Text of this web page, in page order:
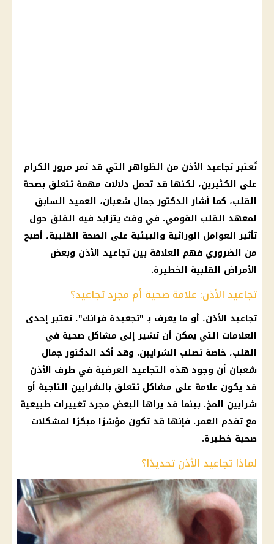
تُعتبر تجاعيد الأذن من الظواهر التي قد تمرمرورالكرام
على الكثيرين، لكنها قد تحمل دلالات مهمة تتعلق بصحة
القلب، كما أشارالدكتور جمال شعبان، العميد السابق
لمعهد القلب القومي. في وقت يتزايد فيه القلق حول
تأثير العوامل الوراثية والبيئية على الصحة القلبية، أصبح
من الضروري فهم العلاقة بين تجاعيد الأذن وبعض
الأمراض القلبية الخطيرة.
تجاعيد الأذن: علامة صحية أم مجرد تجاعيد؟
تجاعيد الأذن، أو ما يعرف بـ "تجعيدة فرانك"، تعتبر إحدى
العلامات التي يمكن أن تشير إلى مشاكل صحية في
القلب، خاصة تصلب الشرايين. وقد أكد الدكتور جمال
شعبان أن وجود هذه التجاعيد العرضية في طرف الأذن
قد يكون علامة على مشاكل تتعلق بالشرايين التاجية أو
شرايين المخ. بينما قد يراها البعض مجرد تغييرات طبيعية
مع تقدم العمر، فإنها قد تكون مؤشرًا مبكرًا لمشكلات
صحية خطيرة.
لماذا تجاعيد الأذن تحديدًا؟